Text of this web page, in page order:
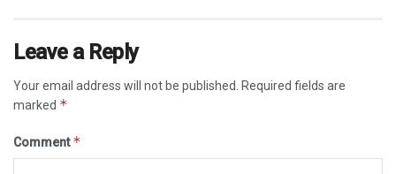
Leave a Reply
Your email address will not be published. Required fields are
marked *
Comment*